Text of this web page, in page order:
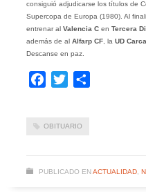
consiguió adjudicarse los títulos de
Supercopa de Europa (1980). Al
entrenar al Valencia Cen Tercera
además de al Alfarp CF, la UD
Descanse en paz.
Facebook
Twitter
OBITUARIO
PUBLICADO EN ACTUALIDAD,